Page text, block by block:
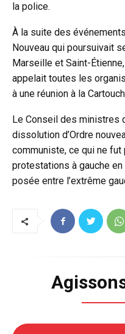
la police.
À la suite des
Nouveau qui poursuivait
Marseille et Saint-
appelait toutes les
à une réunion à la
Le Conseil des ministres
dissolution d’Ordre
communiste, ce qui ne
protestations à gauche
posée entre l’extrême